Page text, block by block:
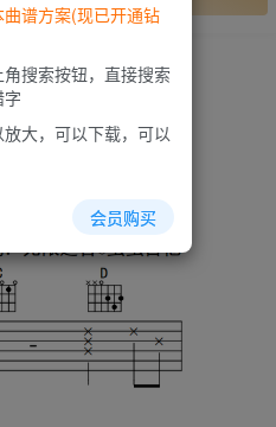
谱方案(现已开通钻
搜索按钮，直接搜索
大，可以下载，可以
会员购买